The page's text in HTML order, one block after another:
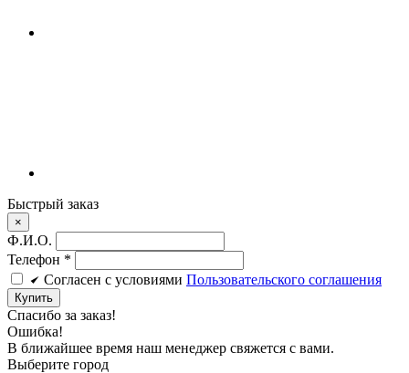
Быстрый заказ
×
Ф.И.О.
Телефон *
Cогласен c условиями Пользовательского соглашения
Купить
Спасибо за заказ!
Ошибка!
В ближайшее время наш менеджер свяжется с вами.
Выберите город